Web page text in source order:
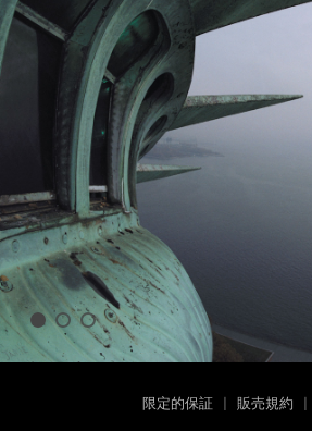
限定的保証| 販売規約